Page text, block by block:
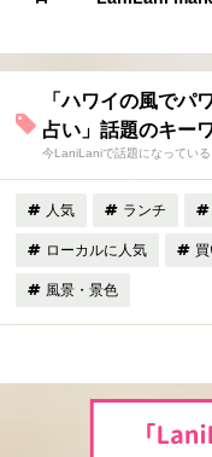
「ハワイの風でパ
占い」話題のキー
今LaniLaniで話題になってい
人気 ランチ
ローカルに人気
風景・景色